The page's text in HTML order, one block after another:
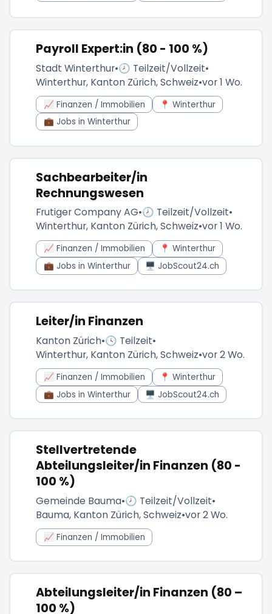
Payroll Expert:in (80 - 100 %)
Stadt Winterthur•🕗 Teilzeit/Vollzeit•
Winterthur, Kanton Zürich, Schweiz•vor 1 Wo.
📈 Finanzen / Immobilien
📍 Winterthur
💼 Jobs in Winterthur
Sachbearbeiter/in
Rechnungswesen
Frutiger Company AG•🕗 Teilzeit/Vollzeit•
Winterthur, Kanton Zürich, Schweiz•vor 1 Wo.
📈 Finanzen / Immobilien
📍 Winterthur
💼 Jobs in Winterthur
🖥️ JobScout24.ch
Leiter/in Finanzen
Kanton Zürich•🕓 Teilzeit•
Winterthur, Kanton Zürich, Schweiz•vor 2 Wo.
📈 Finanzen / Immobilien
📍 Winterthur
💼 Jobs in Winterthur
🖥️ JobScout24.ch
Stellvertretende
Abteilungsleiter/in Finanzen (80 -
100 %)
Gemeinde Bauma•🕗 Teilzeit/Vollzeit•
Bauma, Kanton Zürich, Schweiz•vor 2 Wo.
📈 Finanzen / Immobilien
Abteilungsleiter/in Finanzen (80 –
100 %)